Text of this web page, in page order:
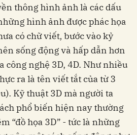
thông hình ảnh là các dấu
hình ảnh được phác họa
có chữ viết, bước vào kỷ
sống động và hấp dẫn hơn
công nghệ 3D, 4D. Như nhiều
ra là tên viết tắt của từ 3
Kỹ thuật 3D mà người ta
phổ biến hiện nay thường
“đồ họa 3D” - tức là những